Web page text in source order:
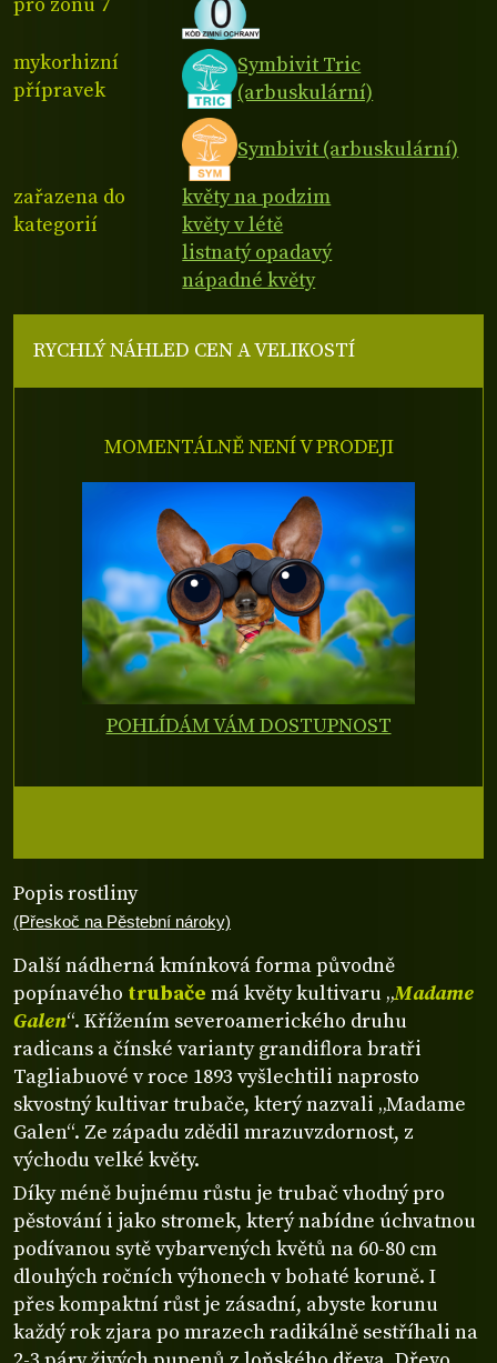
mykorhizní
přípravek
Symbivit Tric
(arbuskulární)
Symbivit (arbuskulární)
zařazena do
kategorií
květy na podzim
květy v létě
listnatý opadavý
nápadné květy
Popis rostliny
(Přeskoč na Pěstební nároky)
Další nádherná kmínková forma původně
popínavého trubače má květy kultivaru „Madame
Galen“. Křížením severoamerického druhu
radicans a čínské varianty grandiflora bratři
Tagliabuové v roce 1893 vyšlechtili naprosto
skvostný kultivar trubače, který nazvali „Madame
Galen“. Ze západu zdědil mrazuvzdornost, z
východu velké květy.
Díky méně bujnému růstu je trubač vhodný pro
pěstování i jako stromek, který nabídne úchvatnou
podívanou sytě vybarvených květů na 60-80 cm
dlouhých ročních výhonech v bohaté koruně. I
přes kompaktní růst je zásadní, abyste korunu
každý rok zjara po mrazech radikálně sestříhali na
RYCHLÝ NÁHLED CEN A VELIKOSTÍ
MOMENTÁLNĚ NENÍ V PRODEJI
POHLÍDÁM VÁM DOSTUPNOST